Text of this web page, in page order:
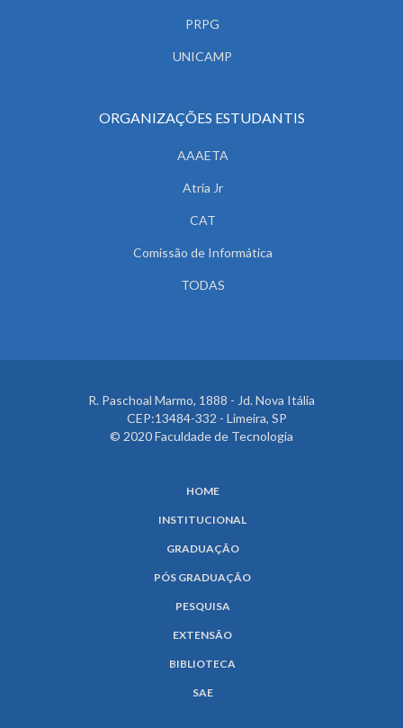
PRPG
UNICAMP
ORGANIZAÇÕES ESTUDANTIS
AAAETA
Atria Jr
CAT
Comissão de Informática
TODAS
R. Paschoal Marmo, 1888 - Jd. Nova Itália
CEP:13484-332 - Limeira, SP
© 2020 Faculdade de Tecnologia
HOME
INSTITUCIONAL
GRADUAÇÃO
PÓS GRADUAÇÃO
PESQUISA
EXTENSÃO
BIBLIOTECA
SAE